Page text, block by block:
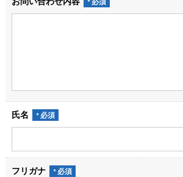
氏名
フリガナ